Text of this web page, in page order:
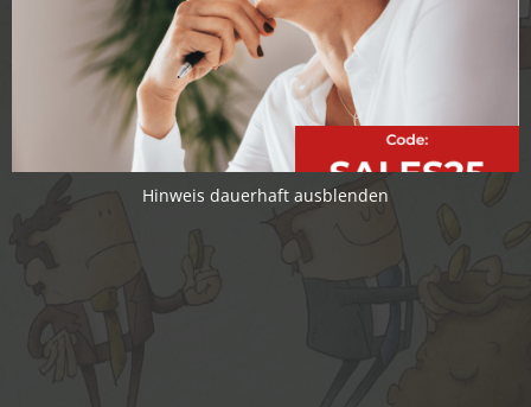
Hinweis dauerhaft ausblenden